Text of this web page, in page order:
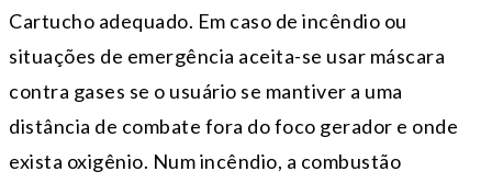
Cartucho adequado. Em caso de incêndio ou
situações de emergência aceita-se usar máscara
contra gases se o usuário se mantiver a uma
distância de combate fora do foco gerador e onde
exista oxigênio. Num incêndio, a combustão